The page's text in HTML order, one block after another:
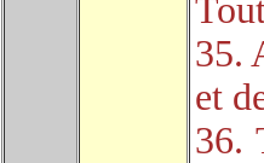
35.
et
36.